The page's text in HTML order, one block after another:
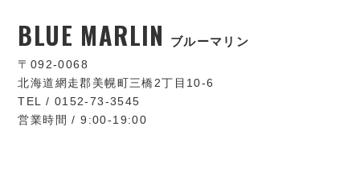
BLUE MARLIN ブルーマリン
〒092-0068
北海道網走郡美幌町三橋2丁目10-6
TEL / 0152-73-3545
営業時間 / 9:00-19:00